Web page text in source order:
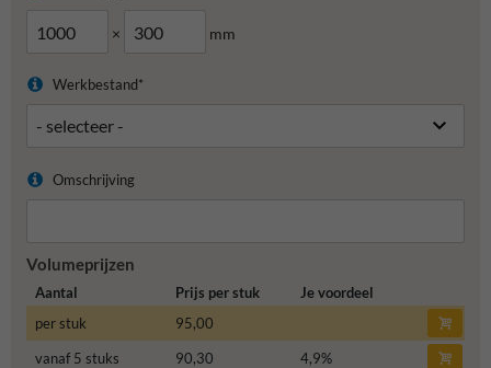
× mm
Werkbestand*
Omschrijving
Volumeprijzen
Aantal Prijs per stuk
Je voordeel
per stuk
95,00
vanaf 5 stuks
90,30 4,9%